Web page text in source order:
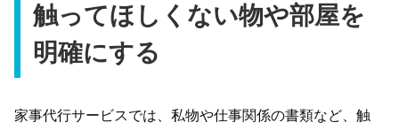
触ってほしくない物や部屋を
明確にする
家事代行サービスでは、私物や仕事関係の書類など、触